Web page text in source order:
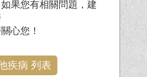
果您有相關問題，建
心您！
疾病 列表